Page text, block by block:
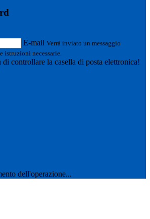
E-mail Verrà inviato un messaggio
istruzioni necessarie.
controllare la casella di posta elettronica!
dell'operazione...